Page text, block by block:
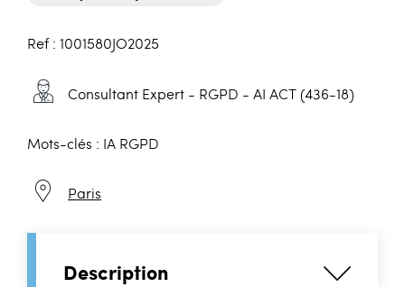
Ref : 1001580JO2025
Consultant Expert - RGPD - AI ACT (436-18)
Mots-clés : IA RGPD
Paris
Description